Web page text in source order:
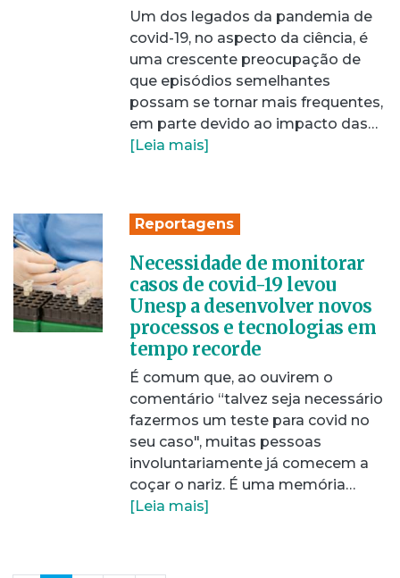
Um dos legados da pandemia de
covid-19, no aspecto da ciência, é
uma crescente preocupação de
que episódios semelhantes
possam se tornar mais frequentes,
em parte devido ao impacto das…
[Leia mais]
Reportagens
Necessidade de monitorar
casos de covid-19 levou
Unesp a desenvolver novos
processos e tecnologias em
tempo recorde
É comum que, ao ouvirem o
comentário “talvez seja necessário
fazermos um teste para covid no
seu caso", muitas pessoas
involuntariamente já comecem a
coçar o nariz. É uma memória…
[Leia mais]